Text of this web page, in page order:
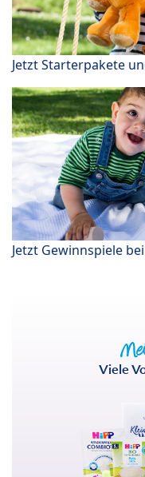
Jetzt Starterpakete
Jetzt Gewinnspiele
Viele